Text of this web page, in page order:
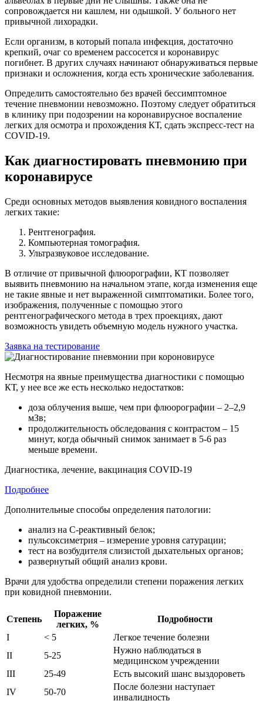
сопровождается ни кашлем, ни одышкой. У больного нет
привычной лихорадки.
Если организм, в который попала инфекция, достаточно
крепкий, очаг со временем рассосется и коронавирус
погибнет. В других случаях начинают обнаруживаться первые
признаки и осложнения, когда есть хронические заболевания.
Определить самостоятельно без врачей бессимптомное
течение пневмонии невозможно. Поэтому следует обратиться
в клинику при подозрении на коронавирусное воспаление
легких для осмотра и прохождения КТ, сдать экспресс-тест на
COVID-19.
Как диагностировать пневмонию при
коронавирусе
Среди основных методов выявления ковидного воспаления
легких такие:
Рентгенография.
Компьютерная томография.
Ультразвуковое исследование.
В отличие от привычной флюорографии, КТ позволяет
выявить пневмонию на начальном этапе, когда изменения еще
не такие явные и нет выраженной симптоматики. Более того,
изображения, полученные с помощью этого
рентгенографического метода в трех проекциях, дают
возможность увидеть объемную модель нужного участка.
Заявка на тестирование
Несмотря на явные преимущества диагностики с помощью
КТ, у нее все же есть несколько недостатков:
доза облучения выше, чем при флюорографии – 2–2,9
мЗв;
продолжительность обследования с контрастом – 15
минут, когда обычный снимок занимает в 5-6 раз
меньше времени.
Диагностика, лечение, вакцинация COVID-19
Подробнее
Дополнительные способы определения патологии:
анализ на С-реактивный белок;
пульсоксиметрия – измерение уровня сатурации;
тест на возбудителя слизистой дыхательных органов;
развернутый общий анализ крови.
Врачи для удобства определили степени поражения легких
при ковидной пневмонии.
Степень
Поражение
легких, %
Подробности
I
< 5
Легкое течение болезни
II
5-25
Нужно наблюдаться в
медицинском учреждении
III
25-49
Есть высокий шанс выздороветь
IV
50-70
После болезни наступает
инвалидность